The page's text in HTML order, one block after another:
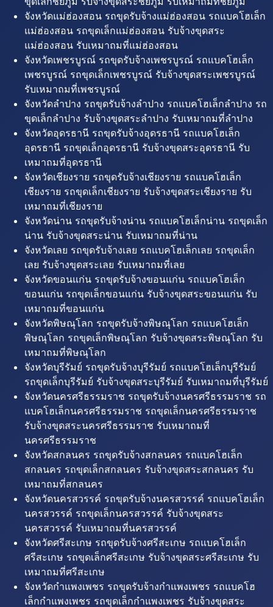
จังหวัดแม่ฮ่องสอน รถขุดรับจ้างแม่ฮ่องสอน รถแบคโฮเล็ก
แม่ฮ่องสอน รถขุดเล็กแม่ฮ่องสอน รับจ้างขุดสระ
แม่ฮ่องสอน รับเหมาถมที่แม่ฮ่องสอน
จังหวัดเพชรบูรณ์ รถขุดรับจ้างเพชรบูรณ์ รถแบคโฮเล็ก
เพชรบูรณ์ รถขุดเล็กเพชรบูรณ์ รับจ้างขุดสระเพชรบูรณ์
รับเหมาถมที่เพชรบูรณ์
จังหวัดลำปาง รถขุดรับจ้างลำปาง รถแบคโฮเล็กลำปาง รถ
ขุดเล็กลำปาง รับจ้างขุดสระลำปาง รับเหมาถมที่ลำปาง
จังหวัดอุดรธานี รถขุดรับจ้างอุดรธานี รถแบคโฮเล็ก
อุดรธานี รถขุดเล็กอุดรธานี รับจ้างขุดสระอุดรธานี รับ
เหมาถมที่อุดรธานี
จังหวัดเชียงราย รถขุดรับจ้างเชียงราย รถแบคโฮเล็ก
เชียงราย รถขุดเล็กเชียงราย รับจ้างขุดสระเชียงราย รับ
เหมาถมที่เชียงราย
จังหวัดน่าน รถขุดรับจ้างน่าน รถแบคโฮเล็กน่าน รถขุดเล็ก
น่าน รับจ้างขุดสระน่าน รับเหมาถมที่น่าน
จังหวัดเลย รถขุดรับจ้างเลย รถแบคโฮเล็กเลย รถขุดเล็ก
เลย รับจ้างขุดสระเลย รับเหมาถมที่เลย
จังหวัดขอนแก่น รถขุดรับจ้างขอนแก่น รถแบคโฮเล็ก
ขอนแก่น รถขุดเล็กขอนแก่น รับจ้างขุดสระขอนแก่น รับ
เหมาถมที่ขอนแก่น
จังหวัดพิษณุโลก รถขุดรับจ้างพิษณุโลก รถแบคโฮเล็ก
พิษณุโลก รถขุดเล็กพิษณุโลก รับจ้างขุดสระพิษณุโลก รับ
เหมาถมที่พิษณุโลก
จังหวัดบุรีรัมย์ รถขุดรับจ้างบุรีรัมย์ รถแบคโฮเล็กบุรีรัมย์
รถขุดเล็กบุรีรัมย์ รับจ้างขุดสระบุรีรัมย์ รับเหมาถมที่บุรีรัมย์
จังหวัดนครศรีธรรมราช รถขุดรับจ้างนครศรีธรรมราช รถ
แบคโฮเล็กนครศรีธรรมราช รถขุดเล็กนครศรีธรรมราช
รับจ้างขุดสระนครศรีธรรมราช รับเหมาถมที่
นครศรีธรรมราช
จังหวัดสกลนคร รถขุดรับจ้างสกลนคร รถแบคโฮเล็ก
สกลนคร รถขุดเล็กสกลนคร รับจ้างขุดสระสกลนคร รับ
เหมาถมที่สกลนคร
จังหวัดนครสวรรค์ รถขุดรับจ้างนครสวรรค์ รถแบคโฮเล็ก
นครสวรรค์ รถขุดเล็กนครสวรรค์ รับจ้างขุดสระ
นครสวรรค์ รับเหมาถมที่นครสวรรค์
จังหวัดศรีสะเกษ รถขุดรับจ้างศรีสะเกษ รถแบคโฮเล็ก
ศรีสะเกษ รถขุดเล็กศรีสะเกษ รับจ้างขุดสระศรีสะเกษ รับ
เหมาถมที่ศรีสะเกษ
จังหวัดกำแพงเพชร รถขุดรับจ้างกำแพงเพชร รถแบคโฮ
เล็กกำแพงเพชร รถขุดเล็กกำแพงเพชร รับจ้างขุดสระ